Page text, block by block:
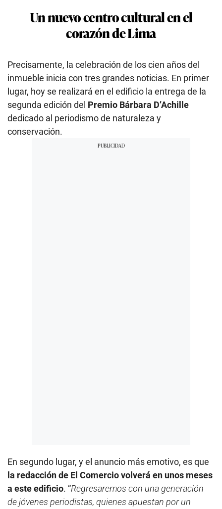
Un nuevo centro cultural en el
corazón de Lima
Precisamente, la celebración de los cien años del
inmueble inicia con tres grandes noticias. En primer
lugar, hoy se realizará en el edificio la entrega de la
segunda edición del Premio Bárbara D’Achille
dedicado al periodismo de naturaleza y
conservación.
En segundo lugar, y el anuncio más emotivo, es que
la redacción de El Comercio volverá en unos meses
a este edificio. “Regresaremos con una generación
de jóvenes periodistas, quienes apuestan por un